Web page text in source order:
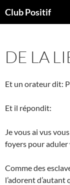
auClub Positif
DE LA
Et un orateur dit:
Et il répondit:
Je vous ai vus
foyers pour
Comme des
l’adorent d’autant